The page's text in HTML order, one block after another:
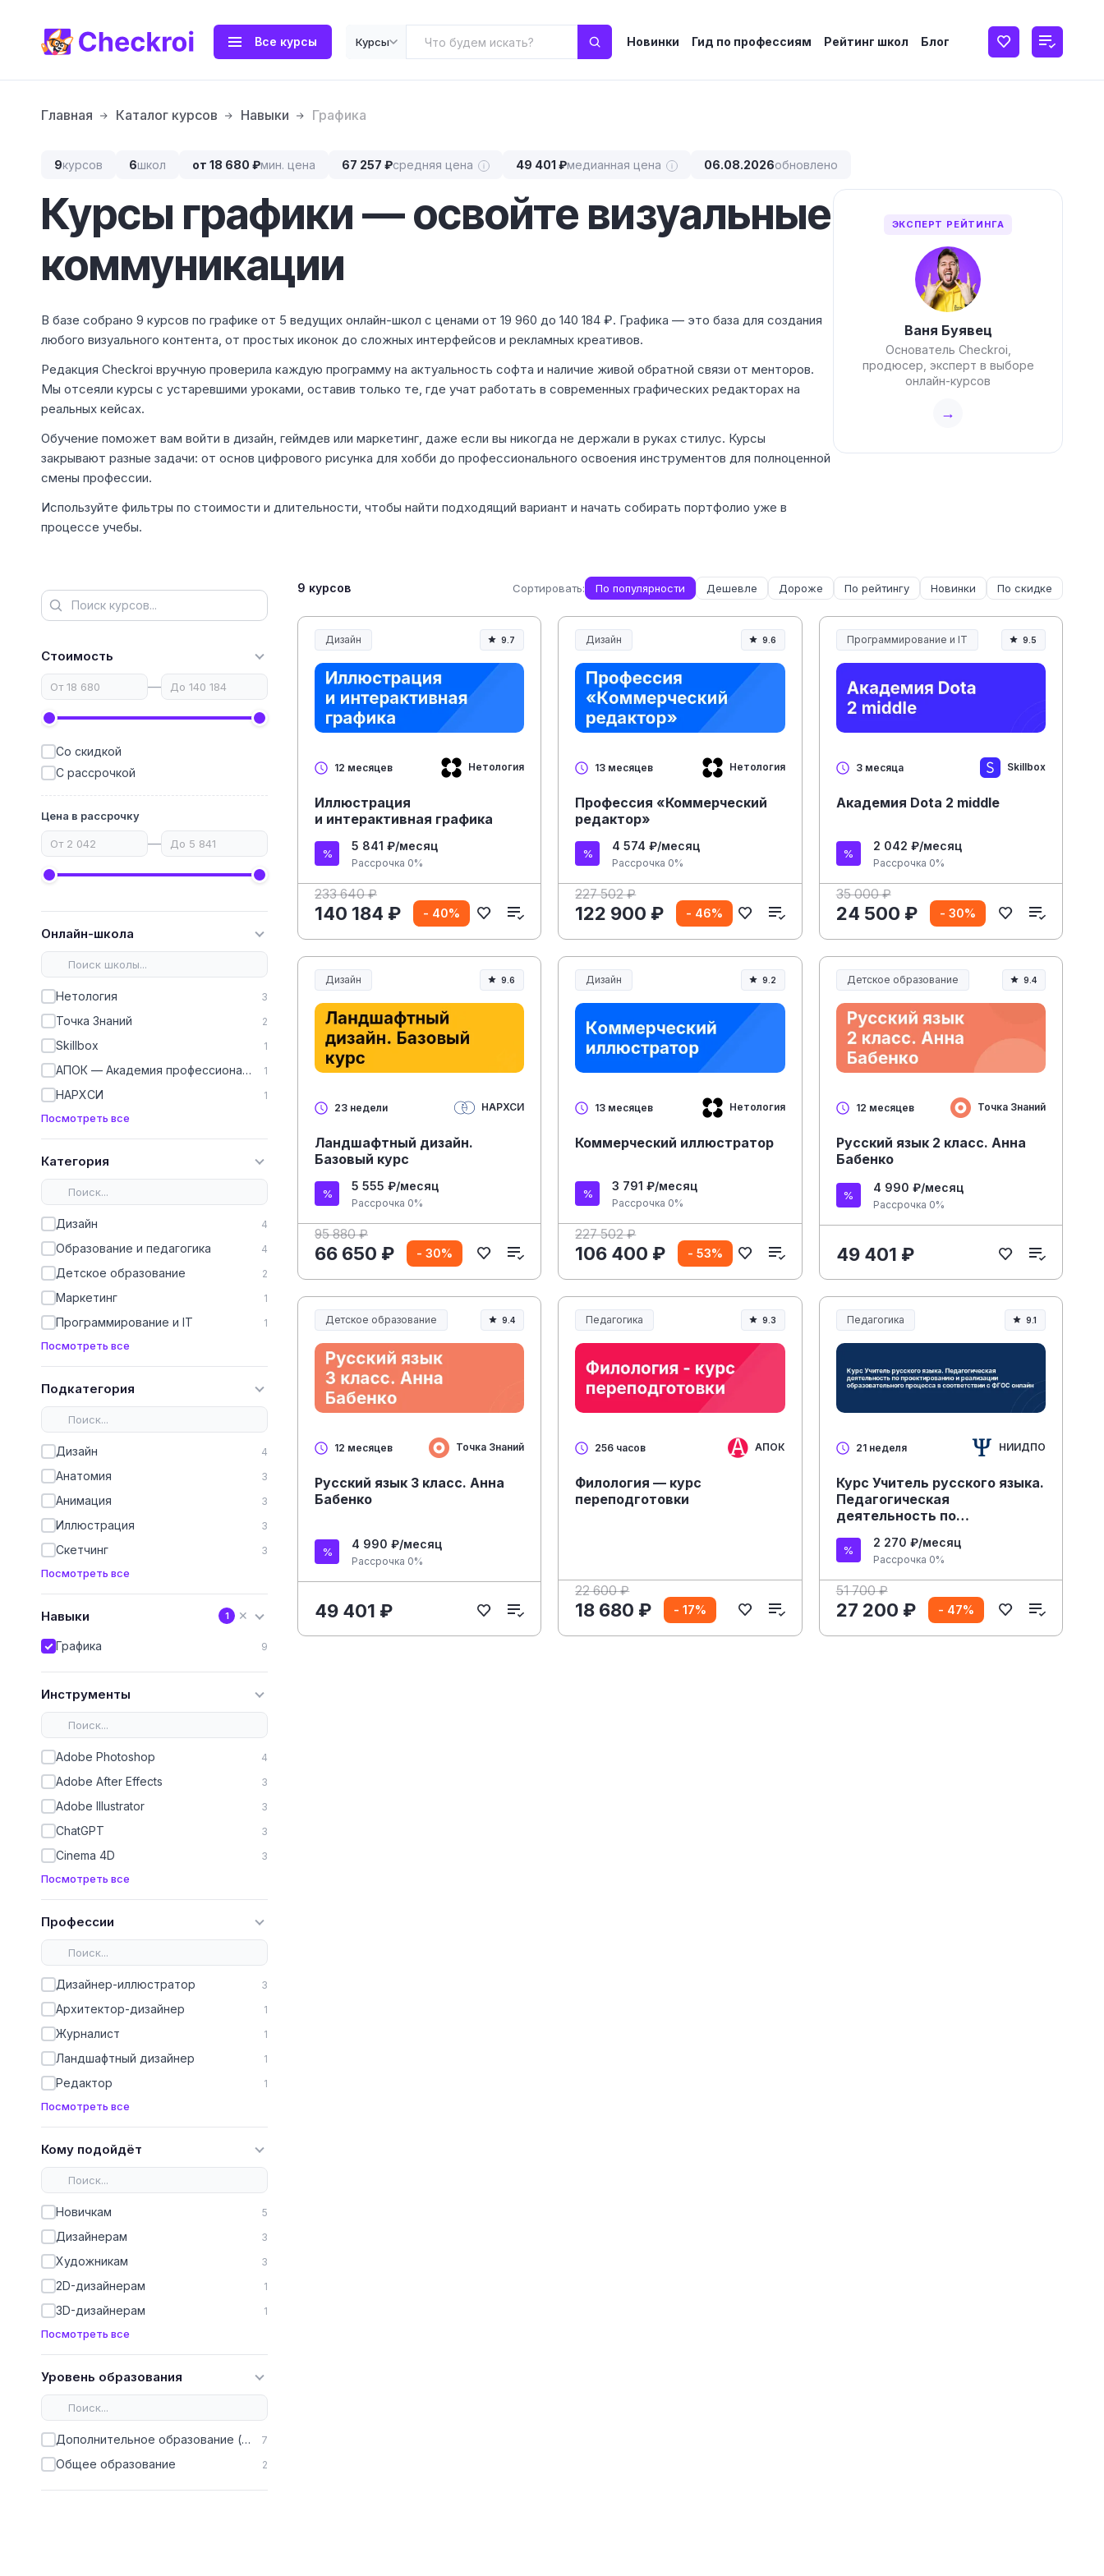
Все курсы Курсы Новинки Гид по профессиям Рейтинг школ Блог
Главная Каталог курсов Навыки Графика
9курсов 6школ от 18 680 ₽мин. цена 67 257 ₽средняя цена 49 401 ₽медианная цена 06.08.2026обновлено
Курсы графики — освойте визуальные
коммуникации
В базе собрано 9 курсов по графике от 5 ведущих онлайн-школ с ценами от 19 960 до 140 184 ₽. Графика — это база для создания
любого визуального контента, от простых иконок до сложных интерфейсов и рекламных креативов.
Редакция Checkroi вручную проверила каждую программу на актуальность софта и наличие живой обратной связи от менторов.
Мы отсеяли курсы с устаревшими уроками, оставив только те, где учат работать в современных графических редакторах на
реальных кейсах.
Обучение поможет вам войти в дизайн, геймдев или маркетинг, даже если вы никогда не держали в руках стилус. Курсы
закрывают разные задачи: от основ цифрового рисунка для хобби до профессионального освоения инструментов для полноценной
смены профессии.
Используйте фильтры по стоимости и длительности, чтобы найти подходящий вариант и начать собирать портфолио уже в
процессе учебы.
ЭКСПЕРТ РЕЙТИНГА
Ваня Буявец
Основатель Checkroi,
продюсер, эксперт в выборе
онлайн-курсов
→
Стоимость
—
Со скидкой
С рассрочкой
Цена в рассрочку
—
Онлайн-школа
Нетология 3
Точка Знаний 2
Skillbox 1
АПОК — Академия профессионального образования кадров 1
НАРХСИ 1
Посмотреть все
Категория
Дизайн 4
Образование и педагогика 4
Детское образование 2
Маркетинг 1
Программирование и IT 1
Посмотреть все
Подкатегория
Дизайн 4
Анатомия 3
Анимация 3
Иллюстрация 3
Скетчинг 3
Посмотреть все
Навыки 1 ✕
Графика 9
Инструменты
Adobe Photoshop 4
Adobe After Effects 3
Adobe Illustrator 3
ChatGPT 3
Cinema 4D 3
Посмотреть все
Профессии
Дизайнер-иллюстратор 3
Архитектор-дизайнер 1
Журналист 1
Ландшафтный дизайнер 1
Редактор 1
Посмотреть все
Кому подойдёт
Новичкам 5
Дизайнерам 3
Художникам 3
2D-дизайнерам 1
3D-дизайнерам 1
Посмотреть все
Уровень образования
Дополнительное образование (ДПО) 7
Общее образование 2
9 курсов Сортировать: По популярности Дешевле Дороже По рейтингу Новинки По скидке
Дизайн 9.7
12 месяцев Нетология
Иллюстрация
и интерактивная графика
5 841 ₽/месяц
Рассрочка 0%
233 640 ₽
140 184 ₽ - 40%
Дизайн 9.6
13 месяцев Нетология
Профессия «Коммерческий
редактор»
4 574 ₽/месяц
Рассрочка 0%
227 502 ₽
122 900 ₽ - 46%
Программирование и IT 9.5
3 месяца Skillbox
Академия Dota 2 middle
2 042 ₽/месяц
Рассрочка 0%
35 000 ₽
24 500 ₽ - 30%
Дизайн 9.6
23 недели НАРХСИ
Ландшафтный дизайн.
Базовый курс
5 555 ₽/месяц
Рассрочка 0%
95 880 ₽
66 650 ₽ - 30%
Дизайн 9.2
13 месяцев Нетология
Коммерческий иллюстратор
3 791 ₽/месяц
Рассрочка 0%
227 502 ₽
106 400 ₽ - 53%
Детское образование 9.4
12 месяцев Точка Знаний
Русский язык 2 класс. Анна
Бабенко
4 990 ₽/месяц
Рассрочка 0%
49 401 ₽
Детское образование 9.4
12 месяцев Точка Знаний
Русский язык 3 класс. Анна
Бабенко
4 990 ₽/месяц
Рассрочка 0%
49 401 ₽
Педагогика
Образование и педагогика
9.3
256 часов АПОК
Филология — курс
переподготовки
22 600 ₽
18 680 ₽ - 17%
Педагогика
Образование и педагогика
9.1
21 неделя НИИДПО
Курс Учитель русского языка.
Педагогическая
деятельность по
реализации
образовательного процесса в
соответствии с ФГОС онлайн
2 270 ₽/месяц
Рассрочка 0%
51 700 ₽
27 200 ₽ - 47%